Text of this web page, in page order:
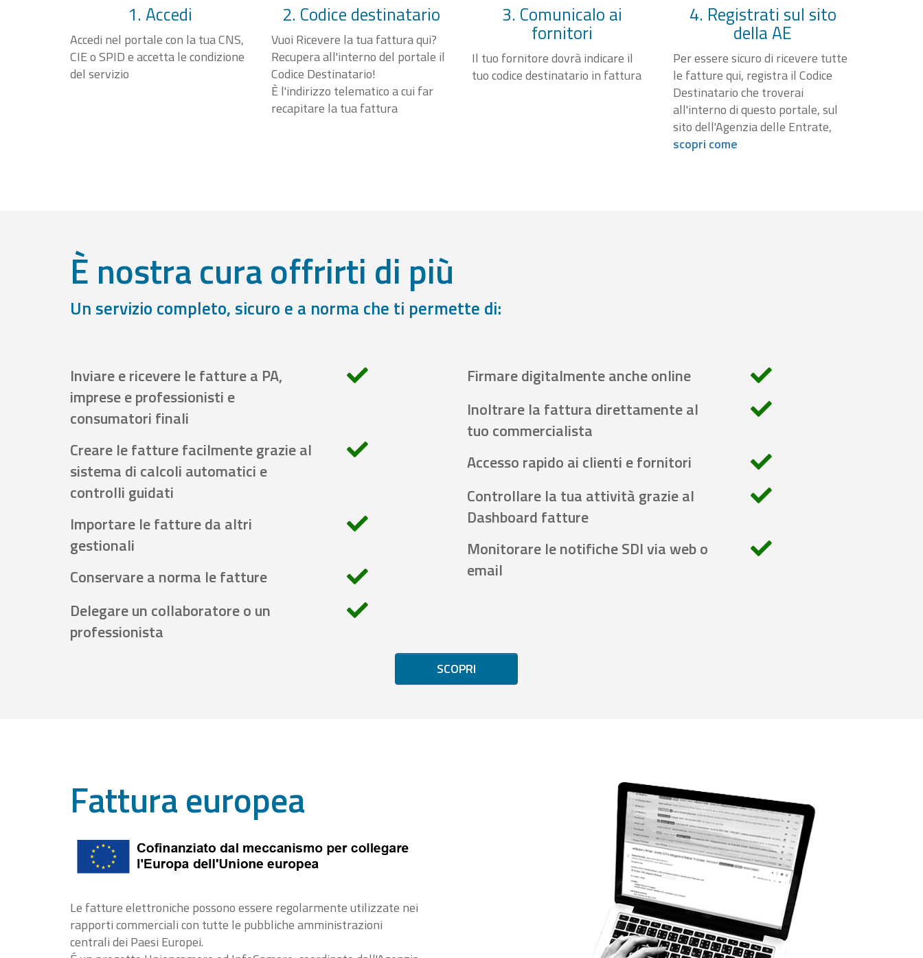
1. Accedi
Accedi nel portale con la tua CNS,
CIE o SPID e accetta le condizione
del servizio
2. Codice destinatario
Vuoi Ricevere la tua fattura qui?
Recupera all'interno del portale il
Codice Destinatario!
È l'indirizzo telematico a cui far
recapitare la tua fattura
3. Comunicalo ai
fornitori
Il tuo fornitore dovrà indicare il
tuo codice destinatario in fattura
4. Registrati sul sito
della AE
Per essere sicuro di ricevere tutte
le fatture qui, registra il Codice
Destinatario che troverai
all'interno di questo portale, sul
sito dell'Agenzia delle Entrate,
scopri come
È nostra cura offrirti di più
Un servizio completo, sicuro e a norma che ti permette di:
Inviare e ricevere le fatture a PA,
imprese e professionisti e
consumatori finali
Creare le fatture facilmente grazie al
sistema di calcoli automatici e
controlli guidati
Importare le fatture da altri
gestionali
Conservare a norma le fatture
Delegare un collaboratore o un
professionista
Firmare digitalmente anche online
Inoltrare la fattura direttamente al
tuo commercialista
Accesso rapido ai clienti e fornitori
Controllare la tua attività grazie al
Dashboard fatture
Monitorare le notifiche SDI via web o
email
SCOPRI
Fattura europea
Le fatture elettroniche possono essere regolarmente utilizzate nei
rapporti commerciali con tutte le pubbliche amministrazioni
centrali dei Paesi Europei.